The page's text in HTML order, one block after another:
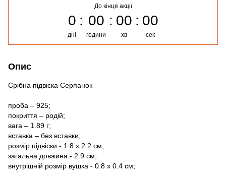
До кінця акції
0
дні
00
години
00
хв
00
сек
Опис
Срібна підвіска Серпанок
проба – 925;
покриття – родій;
вага – 1.89 г;
вставка – без вставки;
розмір підвіски - 1.8 х 2.2 см;
загальна довжина - 2.9 см;
внутрішній розмір вушка - 0.8 х 0.4 см;